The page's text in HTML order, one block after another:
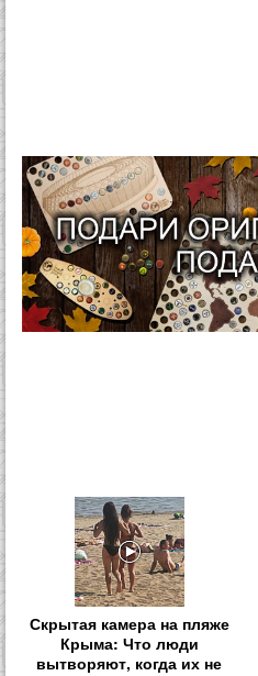
Скрытая камера на пляже
Крыма: Что люди
вытворяют, когда их не